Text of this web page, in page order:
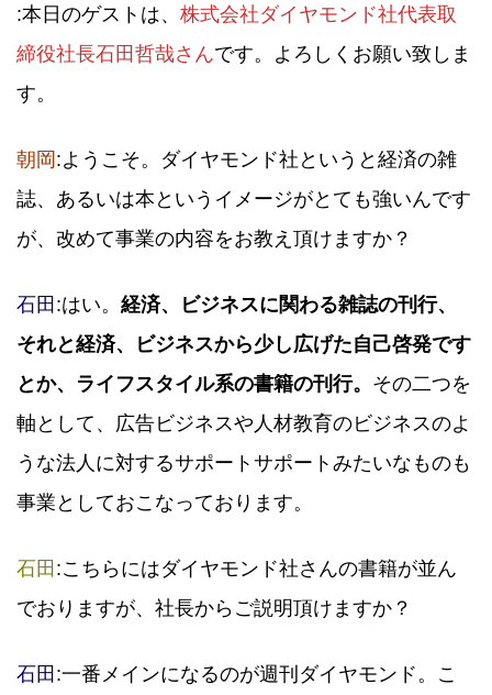
:本日のゲストは、 株式会社ダイヤモンド社代表取
締役社長石田哲哉さんです。よろしくお願い致しま
す。
朝岡 :ようこそ。ダイヤモンド社というと経済の雑
誌、あるいは本というイメージがとても強いんです
が、改めて事業の内容をお教え頂けますか？
石田 :はい。 経済、ビジネスに関わる雑誌の刊行、
それと経済、ビジネスから少し広げた自己啓発です
とか、ライフスタイル系の書籍の刊行。 その二つを
軸として、広告ビジネスや人材教育のビジネスのよ
うな法人に対するサポートサポートみたいなものも
事業としておこなっております。
石田 :こちらにはダイヤモンド社さんの書籍が並ん
でおりますが、社長からご説明頂けますか？
石田 :一番メインになるのが週刊ダイヤモンド。こ